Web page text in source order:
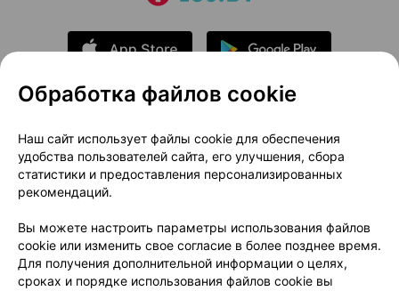
О проекте
Новости проекта
Размещение рекламы
Медицинский маркетинг
Публичный договор
Доставка
Способы оплаты
Вакансии
Партнеры
Написать руководителю 103.by
Написать в поддержку
Обработка файлов cookie
Наш сайт использует файлы cookie для обеспечения
удобства пользователей сайта, его улучшения, сбора
статистики и предоставления персонализированных
рекомендаций.
Вы можете настроить параметры использования файлов
cookie или изменить свое согласие в более позднее время.
Для получения дополнительной информации о целях,
сроках и порядке использования файлов cookie вы